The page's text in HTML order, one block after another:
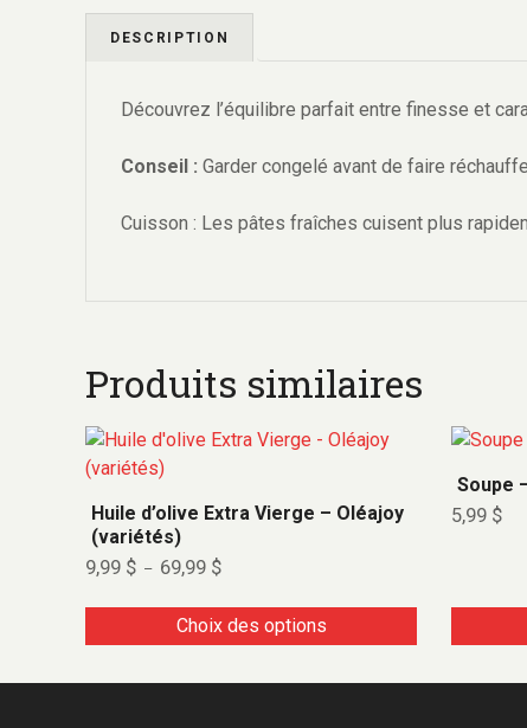
DESCRIPTION
Découvrez l’équilibre parfait entre finesse et
Conseil : Garder congelé avant de faire
Cuisson : Les pâtes fraîches cuisent plus
Produits similaires
Huile d’olive Extra Vierge – Oléajoy
(variétés)
9,99 $ – 69,99 $
Choix des options
Soupe
5,99 $